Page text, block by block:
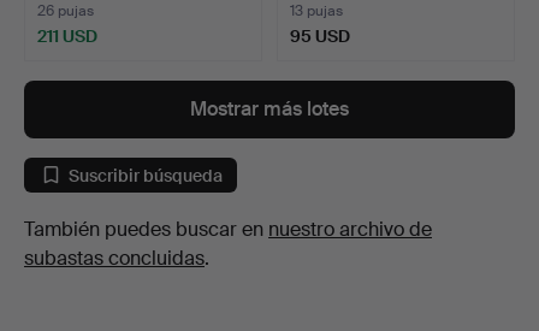
26 pujas
211 USD
13 pujas
95 USD
Mostrar más lotes
Suscribir búsqueda
También puedes buscar en nuestro archivo de
subastas concluidas.